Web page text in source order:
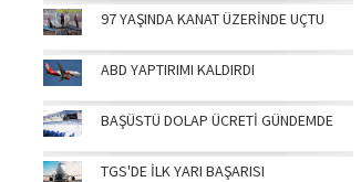
97 YAŞINDA KANAT ÜZERİNDE UÇTU
ABD YAPTIRIMI KALDIRDI
BAŞÜSTÜ DOLAP ÜCRETİ GÜNDEMDE
TGS'DE İLK YARI BAŞARISI